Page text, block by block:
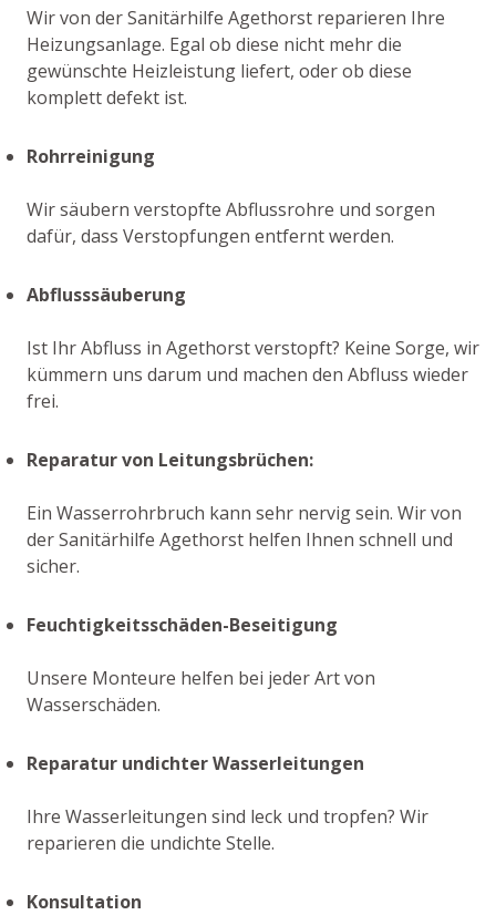
Wir von der Sanitärhilfe Agethorst reparieren Ihre
Heizungsanlage. Egal ob diese nicht mehr die
gewünschte Heizleistung liefert, oder ob diese
komplett defekt ist.
Rohrreinigung
Wir säubern verstopfte Abflussrohre und sorgen
dafür, dass Verstopfungen entfernt werden.
Abflusssäuberung
Ist Ihr Abfluss in Agethorst verstopft? Keine Sorge, wir
kümmern uns darum und machen den Abfluss wieder
frei.
Reparatur von Leitungsbrüchen:
Ein Wasserrohrbruch kann sehr nervig sein. Wir von
der Sanitärhilfe Agethorst helfen Ihnen schnell und
sicher.
Feuchtigkeitsschäden-Beseitigung
Unsere Monteure helfen bei jeder Art von
Wasserschäden.
Reparatur undichter Wasserleitungen
Ihre Wasserleitungen sind leck und tropfen? Wir
reparieren die undichte Stelle.
Konsultation